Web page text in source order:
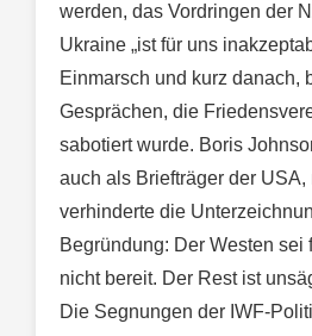
werden, das Vordringen der
Ukraine „ist für uns
Einmarsch und kurz danach,
Gesprächen, die
sabotiert wurde. Boris
auch als Briefträger der USA,
verhinderte die
Begründung: Der Westen sei
nicht bereit. Der Rest ist
Die Segnungen der IWF-